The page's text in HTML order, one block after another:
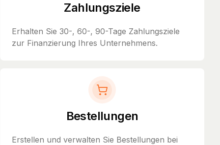
Zahlungsziele
Erhalten Sie 30-, 60-, 90-Tage Zahlungsziele
zur Finanzierung Ihres Unternehmens.
Bestellungen
Erstellen und verwalten Sie Bestellungen bei